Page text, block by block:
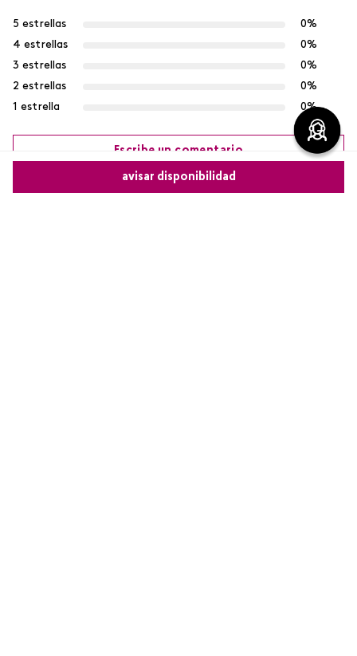
avisar disponibilidad
5 estrellas
0%
4 estrellas
0%
3 estrellas
0%
2 estrellas
0%
1 estrella
0%
Escribe un comentario
Más reciente